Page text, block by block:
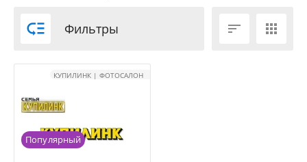
 Фильтры  
КУПИЛИНК | ФОТОСАЛОН
Популярный